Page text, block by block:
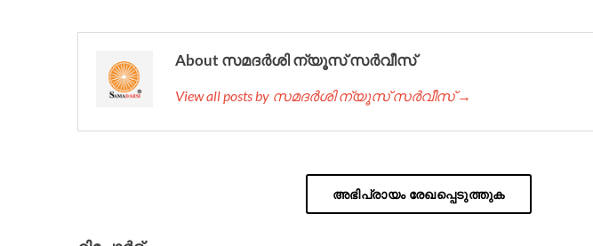
About സമദർശി ന്യൂസ് സർവീസ്
View all posts by സമദർശി ന്യൂസ് സർവീസ് →
അഭിപ്രായം രേഖപ്പെടുത്തുക